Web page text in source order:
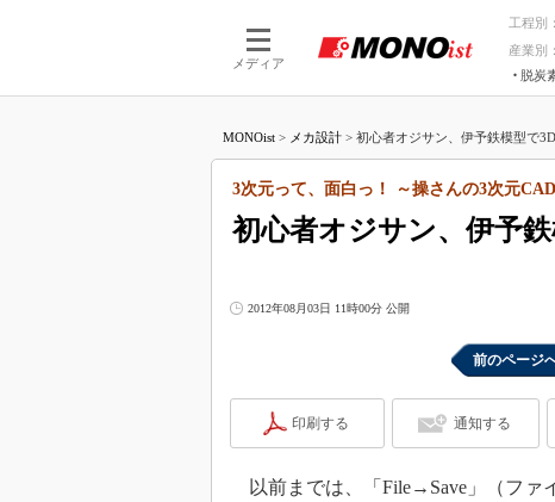
メディア
工程別：
産業別：
脱炭
つながる工場
つながるサービス
AI×設備保全
Physical AI
MONOist > メカ設計 > 初心者オジサン、伊予鉄模型で
初心者オジサン、伊予
3次元って、面白っ！ ～操さんの3次元CAD
2012年08月03日 11時00分 公開
前のページ
印刷する 通知する
以前までは、「File→Save」（ファ